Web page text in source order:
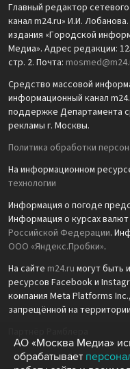
Главный редактор
канал m24.ru» И.И.
издания «Городской
Медиа». Адрес редакции:
стр. 2. Почта:
Средство массовой
информационный канал
поддержке Департамента
рекламы г. Москвы.
Политика обработки
На информационном
технологии
Информация о погоде
Информация о курсах
Российской Федерации.
ООО «Яндекс.Пробки».
На сайте m24.ru могут быть
ресурсов Facebook и
компания Meta Platforms
запрещённой на
АО «Москва Медиа»
обрабатывает